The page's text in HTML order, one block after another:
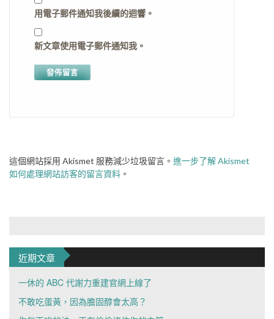
用電子郵件通知我後續的迴響。
新文章使用電子郵件通知我。
這個網站採用 Akismet 服務減少垃圾留言。 進一步了解 Akismet
如何處理網站訪客的留言資料 。
近期文章
一休的 ABC 代謝力重建官網上線了
不敢吃蛋黃，因為膽固醇會太高？